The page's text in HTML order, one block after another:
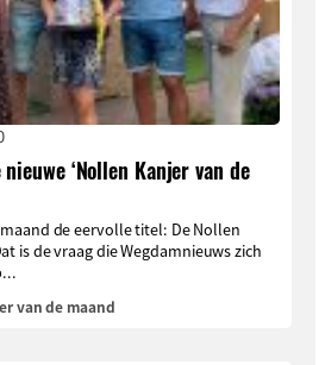
‘Nollen Kanjer van de
de eervolle titel: De Nollen
is de vraag die Wegdamnieuws zich
van de maand